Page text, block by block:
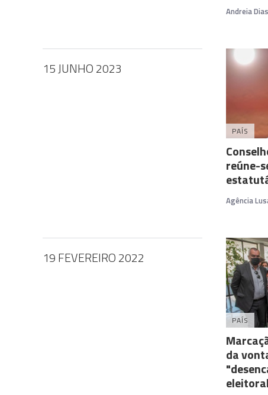
Andreia
15 JUNHO 2023
PAÍS
reúne-
Agência
19 FEVEREIRO 2022
PAÍS
da